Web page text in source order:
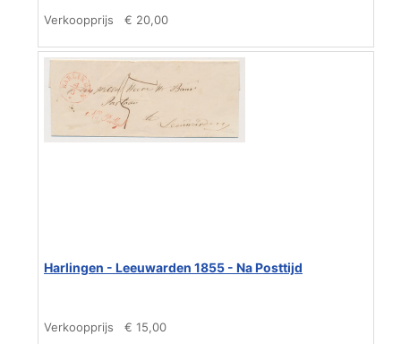
Verkoopprijs € 20,00
Harlingen - Leeuwarden 1855 - Na Posttijd
Verkoopprijs € 15,00